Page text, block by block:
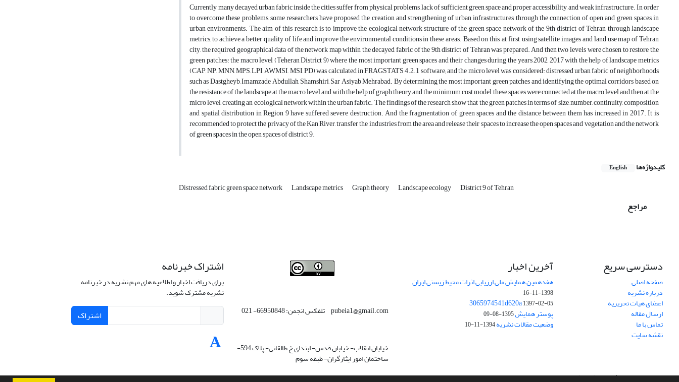
Currently, many decayed urban fabric inside the cities suffer from physical problems, lack of sufficient green space and proper accessibility, and weak infrastructure. In order
to overcome these problems, some researchers have proposed the creation and strengthening of urban infrastructures through the connection of open and green spaces in
urban environments. The aim of this research is to improve the ecological network structure of the green space network of the 9th district of Tehran through landscape
metrics, to achieve a better quality of life and improve the environmental conditions in these areas. Based on this, at first, using satellite images and land use map of Tehran
city, the required geographical data of the network map within the decayed fabric of the 9th district of Tehran was prepared. And then two levels were chosen to restore the
green patches: the macro level (Teheran District 9) where the most important green spaces and their changes during the years 2002, 2017 with the help of landscape metrics
(CAP, NP, MNN, MPS, LPI, AWMSI, MSI, PD) was calculated in FRAGSTATS 4.2.1 software; and the micro level was considered: distressed urban fabric of neighborhoods
such as Dastgheyb, Imamzade Abdullah, Shamshiri, Sar Asiyab Mehrabad. By determining the most important green patches and identifying the optimal corridors based on
the resistance of the landscape at the macro level and with the help of graph theory and the minimum cost model, these spaces were connected at the macro level and then at the
micro level, creating an ecological network within the urban fabric. The findings of the research show that the green patches in terms of size, number, continuity, composition
and spatial distribution in Region 9 have suffered severe destruction. And the fragmentation of green spaces and the distance between them has increased in 2017. It is
recommended to protect the privacy of the Kan River, transfer the industries from the area and release their spaces to increase the open spaces and vegetation and the network
of green spaces in the open spaces of district 9.
کلیدواژه‌ها English
Distressed fabric green space network Landscape metrics Graph theory Landscape ecology District 9 of Tehran
مراجع
دسترسی سریع
صفحه اصلی
درباره نشریه
اعضای هیات تحریریه
ارسال مقاله
تماس با ما
نقشه سایت
آخرین اخبار
هفدهمین همایش ملی ارزیابی اثرات محیط زیستی ایران
1398-11-16
3065974541d620a1397-02-05
پوستر همایش1395-08-09
وضعیت مقالات نشریه1394-11-10
pubeia1@gmail.com تلفکس انجمن: 66950848- 021
خیابان انقلاب- خیابان قدس- ابتدای خ طالقانی- پلاک 594-
ساختمان امور ایثارگران- طبقه سوم
اشتراک خبرنامه
برای دریافت اخبار و اطلاعیه های مهم نشریه در خبرنامه
نشریه مشترک شوید.
اشتراک
سامانه مدیریت نشریات علمی.طراحی و پیاده سازی ازسیناوب